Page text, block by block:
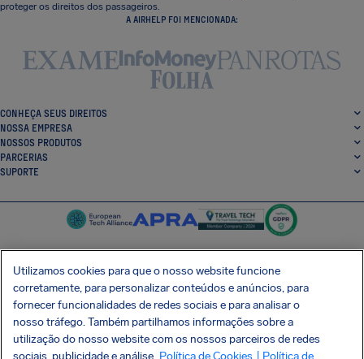
proteger os direitos dos passageiros.
A AIRHELP FOI MENCIONADA:
CONHEÇA SEUS DIREITOS
NOSSA EMPRESA
NOSSOS PRODUTOS
PARCERIAS
SUPORTE
SocialFacebook
SocialTwitter
SocialInstagram
SocialLinkedin
BAIXE GRÁTIS NOSSO APP
Utilizamos cookies para que o nosso website funcione
corretamente, para personalizar conteúdos e anúncios, para
fornecer funcionalidades de redes sociais e para analisar o
nosso tráfego. Também partilhamos informações sobre a
utilização do nosso website com os nossos parceiros de redes
sociais, publicidade e análise. Política de Cookies | Política de